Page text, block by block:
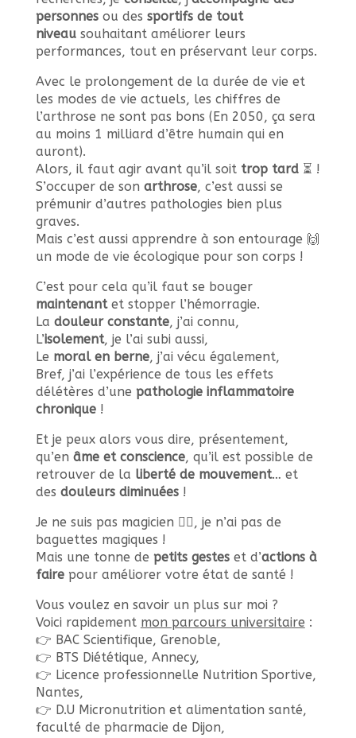
personnes ou des sportifs de tout
niveau souhaitant améliorer leurs
performances, tout en préservant leur corps.
Avec le prolongement de la durée de vie et
les modes de vie actuels, les chiffres de
l’arthrose ne sont pas bons (En 2050, ça sera
au moins 1 milliard d’être humain qui en
auront).
Alors, il faut agir avant qu’il soit trop tard⏳ !
S’occuper de son arthrose, c’est aussi se
prémunir d’autres pathologies bien plus
graves.
Mais c’est aussi apprendre à son entourage 🙌
un mode de vie écologique pour son corps !
C’est pour cela qu’il faut se bouger
maintenantet stopper l’hémorragie.
La douleur constante, j’ai connu,
L’isolement, je l’ai subi aussi,
Le moral en berne, j’ai vécu également,
Bref, j’ai l’expérience de tous les effets
délétères d’une pathologie inflammatoire
chronique!
Et je peux alors vous dire, présentement,
qu’en âme et conscience, qu’il est possible de
retrouver de la liberté de mouvement… et
des douleurs diminuées!
Je ne suis pas magicien 🧙‍♂️, je n’ai pas de
baguettes magiques !
Mais une tonne de petits gesteset d’actions à
fairepour améliorer votre état de santé !
Vous voulez en savoir un plus sur moi ?
Voici rapidement mon parcours universitaire :
👉 BAC Scientifique, Grenoble,
👉 BTS Diététique, Annecy,
👉 Licence professionnelle Nutrition Sportive,
Nantes,
👉 D.U Micronutrition et alimentation santé,
faculté de pharmacie de Dijon,